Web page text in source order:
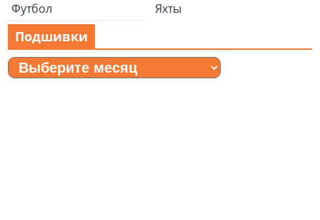
Футбол
Яхты
Подшивки
Подшивки